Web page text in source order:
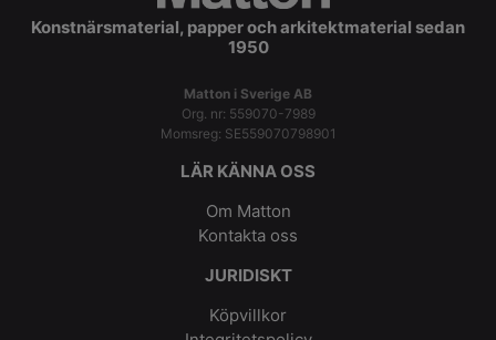
Konstnärsmaterial, papper och arkitektmaterial sedan
1950
Matton i Sverige AB
Org. nr: 559070-7989
Momsreg: SE559070798901
LÄR KÄNNA OSS
Om Matton
Kontakta oss
JURIDISKT
Köpvillkor